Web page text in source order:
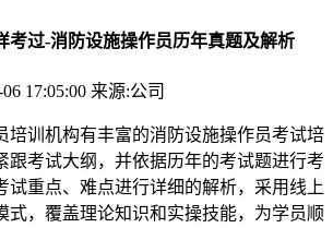
考过-消防设施操作员历年真题及解析
17:05:00 来源:公司
培训机构有丰富的消防设施操作员考试培
跟考试大纲，并依据历年的考试题进行考
试重点、难点进行详细的解析，采用线上
式，覆盖理论知识和实操技能，为学员顺